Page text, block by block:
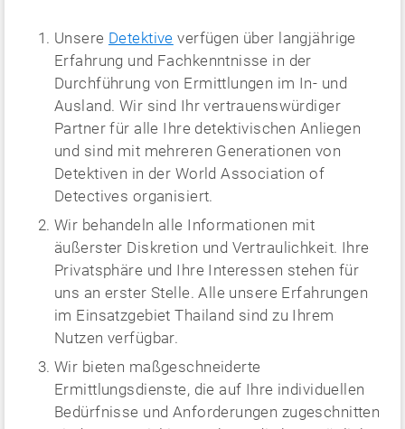
Unsere Detektive verfügen über langjährige
Erfahrung und Fachkenntnisse in der
Durchführung von Ermittlungen im In- und
Ausland. Wir sind Ihr vertrauenswürdiger
Partner für alle Ihre detektivischen Anliegen
und sind mit mehreren Generationen von
Detektiven in der World Association of
Detectives organisiert.
Wir behandeln alle Informationen mit
äußerster Diskretion und Vertraulichkeit. Ihre
Privatsphäre und Ihre Interessen stehen für
uns an erster Stelle. Alle unsere Erfahrungen
im Einsatzgebiet Thailand sind zu Ihrem
Nutzen verfügbar.
Wir bieten maßgeschneiderte
Ermittlungsdienste, die auf Ihre individuellen
Bedürfnisse und Anforderungen zugeschnitten